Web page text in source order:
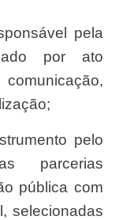
por ato
parcerias
pública com
selecionadas